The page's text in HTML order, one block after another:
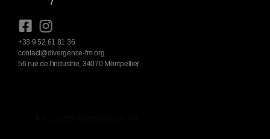
+33 9 52 61 81 36
contact@divergence-fm.org
56 rue de l'industrie, 34070 Montpellier